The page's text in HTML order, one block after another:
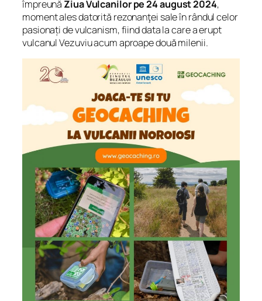
împreună Ziua Vulcanilor pe 24 august 2024,
moment ales datorită rezonanţei sale în rândul celor
pasionați de vulcanism, fiind data la care a erupt
vulcanul Vezuviu acum aproape două milenii.